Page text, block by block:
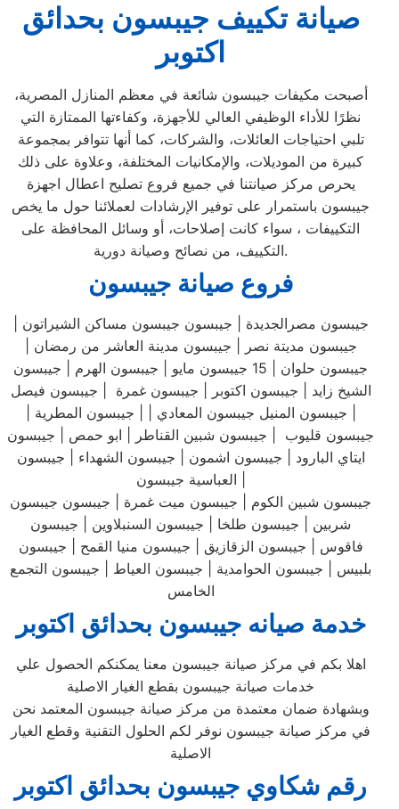
صيانة تكييف جيبسون بحدائق
اكتوبر
أصبحت مكيفات جيبسون شائعة في معظم المنازل المصرية،
نظرًا للأداء الوظيفي العالي للأجهزة، وكفاءتها الممتازة التي
تلبي احتياجات العائلات، والشركات، كما أنها تتوافر بمجموعة
كبيرة من الموديلات، والإمكانيات المختلفة، وعلاوة على ذلك
يحرص مركز صيانتنا في جميع فروع تصليح اعطال اجهزة
جيبسون باستمرار على توفير الإرشادات لعملائنا حول ما يخص
التكييفات ، سواء كانت إصلاحات، أو وسائل المحافظة على
التكييف، من نصائح وصيانة دورية.
فروع صيانة جيبسون
جيبسون مصرالجديدة | جيبسون جيبسون مساكن الشيراتون |
جيبسون مديتة نصر | جيبسون مدينة العاشر من رمضان |
جيبسون حلوان | 15 جيبسون مايو | جيبسون الهرم | جيبسون
الشيخ زايد | جيبسون اكتوبر | جيبسون غمرة | جيبسون فيصل
| جيبسون المنيل جيبسون المعادي | | جيبسون المطرية |
جيبسون قليوب | جيبسون شبين القناطر | ابو حمص | جيبسون
ايتاي البارود | جيبسون اشمون | جيبسون الشهداء | جيبسون
جيبسون شبين الكوم | جيبسون ميت غمرة | جيبسون جيبسون
شربين | جيبسون طلخا | جيبسون السنبلاوين | جيبسون
فاقوس | جيبسون الزقازيق | جيبسون منيا القمح | جيبسون
بلبيس | جيبسون الحوامدية | جيبسون العياط | جيبسون التجمع
الخامس
خدمة صيانه جيبسون بحدائق اكتوبر
اهلا بكم في مركز صيانة جيبسون معنا يمكنكم الحصول علي
خدمات صيانة جيبسون بقطع الغيار الاصلية
وبشهادة ضمان معتمدة من مركز صيانة جيبسون المعتمد نحن
في مركز صيانة جيبسون نوفر لكم الحلول التقنية وقطع الغيار
الاصلية
رقم شكاوي جيبسون بحدائق اكتوبر